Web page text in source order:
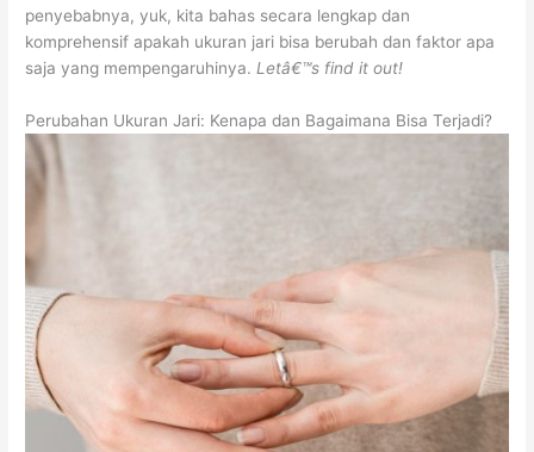
penyebabnya, yuk, kita bahas secara lengkap dan
komprehensif apakah ukuran jari bisa berubah dan faktor apa
saja yang mempengaruhinya. Letâ€™s find it out!
Perubahan Ukuran Jari: Kenapa dan Bagaimana Bisa Terjadi?